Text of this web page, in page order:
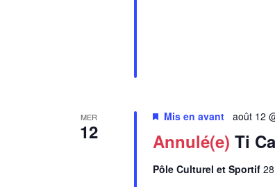
MER
12 Annulé(e) Ti
Mis en avant août 12
Pôle Culturel et Sportif